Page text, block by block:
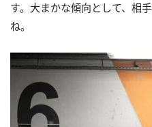
す。大まかな傾向として、相
ね。